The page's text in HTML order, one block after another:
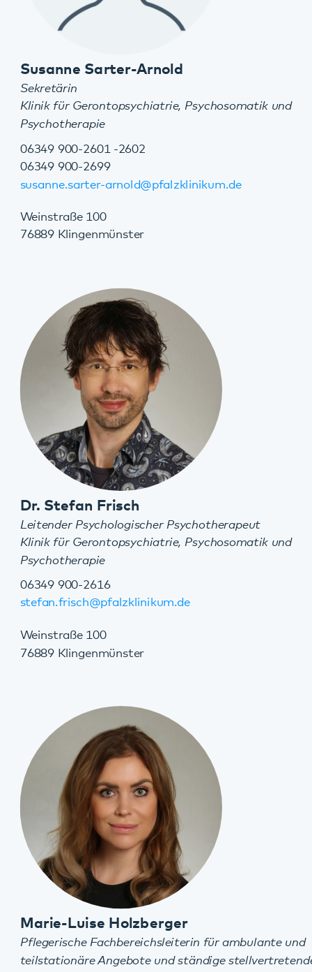
Leitender Psychologischer Psychotherapeut
Klinik für Gerontopsychiatrie, Psychosomatik und
Psychotherapie
stefan.frisch@pfalzklinikum.de
Weinstraße 100
76889 Klingenmünster
Marie-Luise Holzberger
Pflegerische Fachbereichsleiterin für ambulante und
teilstationäre Angebote und ständige stellvertretende
Pflegedienstleitung
Klinik für Gerontopsychiatrie, Psychosomatik und
Psychotherapie
06349 900-2655
06349 900-2699
marie-luise.holzberger@pfalzklinikum.de
Weinstraße 100
76889 Klingenmünster
David García Méndez
Advanced Practice Nurse (APN)
Projektleitung Prävent+
Klinik für Gerontopsychiatrie, Psychosomatik und
Psychotherapie
06349 900-2645
06349 900-2699
Weinstraße 100
76889 Klingenmünster